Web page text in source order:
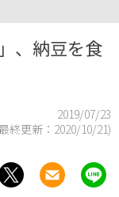
、納豆を食
2019/07/23
終更新： 2020/10/21)